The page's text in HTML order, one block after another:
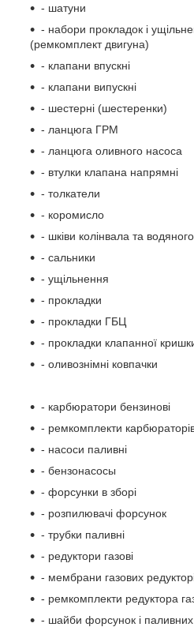
- шатуни
- набори прокладок і
(ремкомплект двигуна)
- клапани впускні
- клапани випускні
- шестерні (шестеренки)
- ланцюга ГРМ
- ланцюга оливного насоса
- втулки клапана напрямні
- толкатели
- коромисло
- шківи колінвала та
- сальники
- ущільнення
- прокладки
- прокладки ГБЦ
- прокладки клапанної
- оливознімні ковпачки
- карбюратори бензинові
- ремкомплекти
- насоси паливні
- бензонасосы
- форсунки в зборі
- розпилювачі форсунок
- трубки паливні
- редуктори газові
- мембрани газових
- ремкомплекти редуктора
- шайби форсунок і паливних